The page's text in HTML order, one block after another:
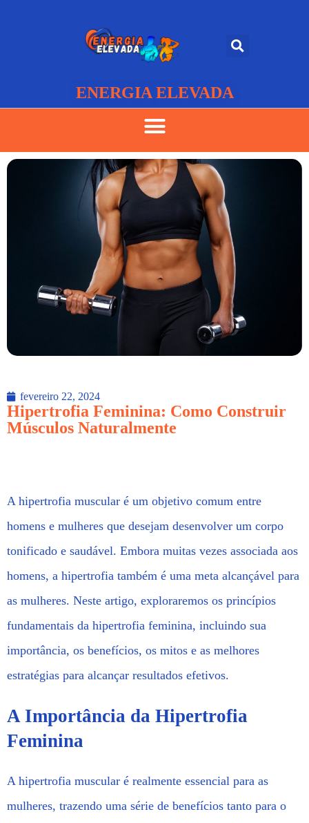
ENERGIA ELEVADA
fevereiro 22, 2024
Hipertrofia Feminina: Como Construir
Músculos Naturalmente
A hipertrofia muscular é um objetivo comum entre
homens e mulheres que desejam desenvolver um corpo
tonificado e saudável. Embora muitas vezes associada aos
homens, a hipertrofia também é uma meta alcançável para
as mulheres. Neste artigo, exploraremos os princípios
fundamentais da hipertrofia feminina, incluindo sua
importância, os benefícios, os mitos e as melhores
estratégias para alcançar resultados efetivos.
A Importância da Hipertrofia
Feminina
A hipertrofia muscular é realmente essencial para as
mulheres, trazendo uma série de benefícios tanto para o